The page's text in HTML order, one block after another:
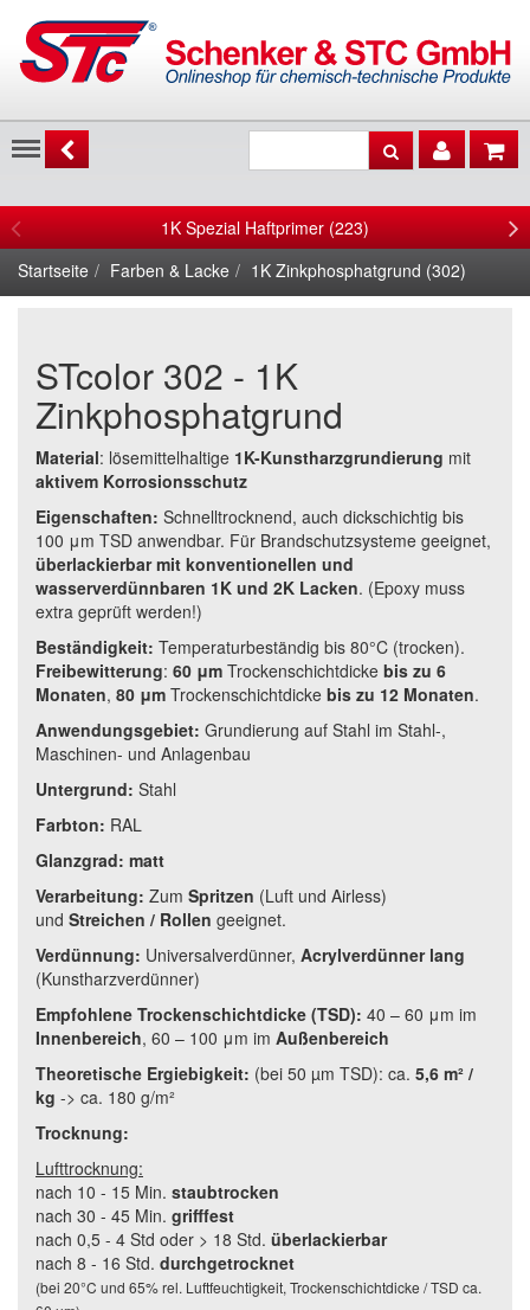
Menu
1K Spezial Haftprimer (223)
Startseite
Farben & Lacke 1K Zinkphosphatgrund (302)
STcolor 302 - 1K
Zinkphosphatgrund
Material: lösemittelhaltige 1K-Kunstharzgrundierung mit
aktivem Korrosionsschutz
Eigenschaften: Schnelltrocknend, auch dickschichtig bis
100 μm TSD anwendbar. Für Brandschutzsysteme geeignet,
überlackierbar mit konventionellen und
wasserverdünnbaren 1K und 2K Lacken. (Epoxy muss
extra geprüft werden!)
Beständigkeit: Temperaturbeständig bis 80°C (trocken).
Freibewitterung: 60 μm Trockenschichtdicke bis zu 6
Monaten, 80 μm Trockenschichtdicke bis zu 12 Monaten.
Anwendungsgebiet: Grundierung auf Stahl im Stahl-,
Maschinen- und Anlagenbau
Untergrund: Stahl
Farbton: RAL
Glanzgrad: matt
Verarbeitung: Zum Spritzen (Luft und Airless)
und Streichen / Rollen geeignet.
Verdünnung: Universalverdünner, Acrylverdünner lang
(Kunstharzverdünner)
Empfohlene Trockenschichtdicke (TSD): 40 – 60 μm im
Innenbereich, 60 – 100 μm im Außenbereich
Theoretische Ergiebigkeit: (bei 50 µm TSD): ca. 5,6 m² /
kg -> ca. 180 g/m²
Trocknung:
Lufttrocknung:
nach 10 - 15 Min. staubtrocken
nach 30 - 45 Min. grifffest
nach 0,5 - 4 Std oder > 18 Std. überlackierbar
nach 8 - 16 Std. durchgetrocknet
(bei 20°C und 65% rel. Luftfeuchtigkeit, Trockenschichtdicke / TSD ca.